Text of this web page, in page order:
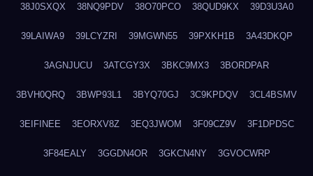
38J0SXQX 38NQ9PDV 38O70PCO 38QUD9KX 39D3U3A0
39LAIWA9 39LCYZRI 39MGWN55 39PXKH1B 3A43DKQP
3AGNJUCU 3ATCGY3X 3BKC9MX3 3BORDPAR
3BVH0QRQ 3BWP93L1 3BYQ70GJ 3C9KPDQV 3CL4BSMV
3EIFINEE 3EORXV8Z 3EQ3JWOM 3F09CZ9V 3F1DPDSC
3F84EALY 3GGDN4OR 3GKCN4NY 3GVOCWRP